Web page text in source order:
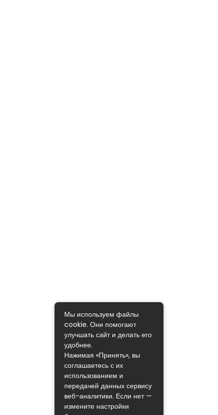
Мы используем файлы
cookie. Они помогают
улучшать сайт и делать его
удобнее.
Нажимая «Принять», вы
соглашаетесь с их
использованием и
передачей данных сервису
веб-аналитики. Если нет —
измените настройки